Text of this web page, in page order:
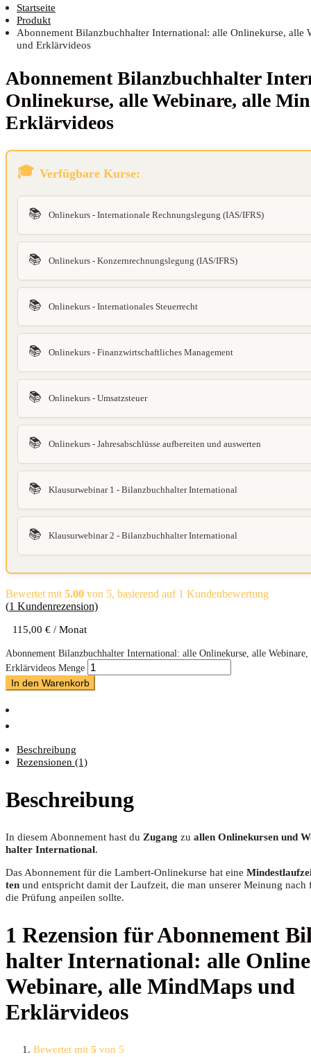
Startseite
Produkt
Abonnement Bilanzbuchhalter International: alle Onlinekurse, alle
und Erklärvideos
Abon­ne­ment Bilanz­buch­hal­ter
Online­kur­se, alle Web­i­na­re, alle
Erklärvideos
Verfügbare Kurse:
📚 Onlinekurs - Internationale Rechnungslegung (IAS/IFRS)
📚 Onlinekurs - Konzernrechnungslegung (IAS/IFRS)
📚 Onlinekurs - Internationales Steuerrecht
📚 Onlinekurs - Finanzwirtschaftliches Management
📚 Onlinekurs - Umsatzsteuer
📚 Onlinekurs - Jahresabschlüsse aufbereiten und auswerten
📚 Klausurwebinar 1 - Bilanzbuchhalter International
📚 Klausurwebinar 2 - Bilanzbuchhalter International
Bewertet mit 5.00 von 5, basierend auf 1 Kundenbewertung
(1 Kundenrezension)
115,00 € / Monat
Abonnement Bilanzbuchhalter International: alle Onlinekurse, alle
Erklärvideos Menge
In den Warenkorb
Beschreibung
Rezensionen (1)
Beschreibung
In die­sem Abon­ne­ment hast du Zugang zu allen Online­kur­sen und
hal­ter Inter­na­tio­nal.
Das Abon­ne­ment für die Lam­bert-Online­kur­se hat eine
ten und ent­spricht damit der Lauf­zeit, die man unse­rer Mei­nung
die Prü­fung anpei­len sollte.
1 Rezension fürAbon­ne­ment
hal­ter Inter­na­tio­nal: alle
Web­i­na­re, alle Mind­Maps und
Erklärvideos
Bewertet mit 5 von 5